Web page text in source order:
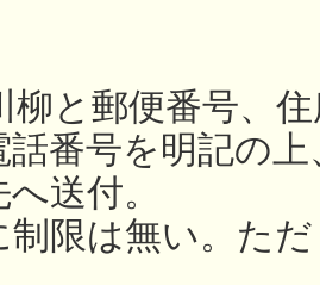
】
柳と郵便番号、
話番号を明記の上
送付。
制限は無い。た